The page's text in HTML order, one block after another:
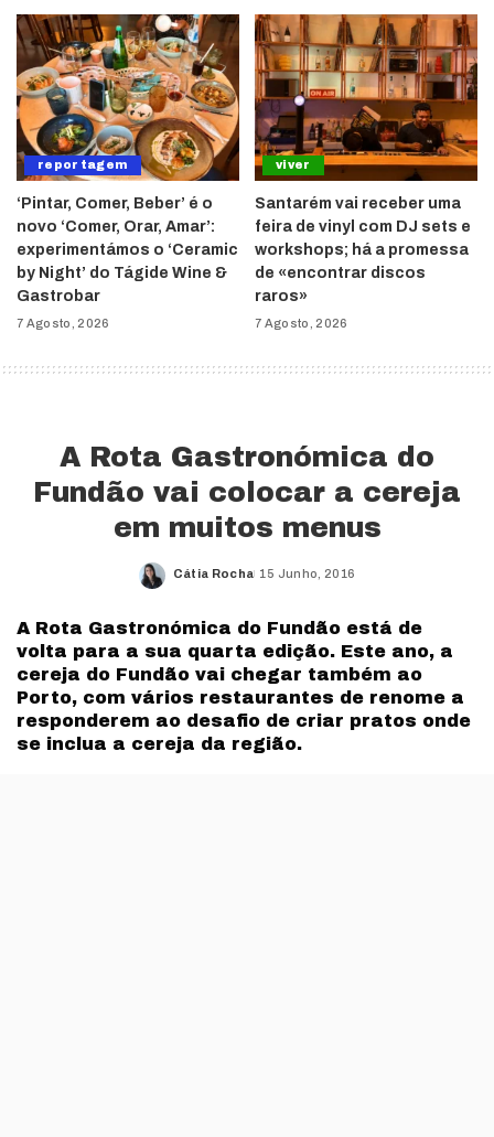
reportagem
‘Pintar, Comer, Beber’ é o
novo ‘Comer, Orar, Amar’:
experimentámos o ‘Ceramic
by Night’ do Tágide Wine &
Gastrobar
7 Agosto, 2026
viver
Santarém vai receber uma
feira de vinyl com DJ sets e
workshops; há a promessa
de «encontrar discos
raros»
7 Agosto, 2026
A Rota Gastronómica do
Fundão vai colocar a cereja
em muitos menus
Posted
Cátia Rocha 15 Junho, 2016
A Rota Gastronómica do Fundão está de
volta para a sua quarta edição. Este ano, a
cereja do Fundão vai chegar também ao
Porto, com vários restaurantes de renome a
responderem ao desafio de criar pratos onde
se inclua a cereja da região.